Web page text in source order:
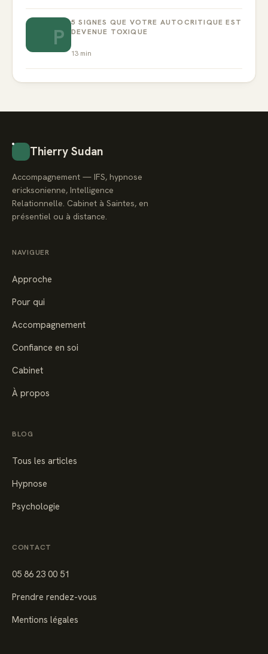
P
5 SIGNES QUE VOTRE AUTOCRITIQUE EST
DEVENUE TOXIQUE
13 min
Thierry Sudan
Accompagnement — IFS, hypnose
ericksonienne, Intelligence
Relationnelle. Cabinet à Saintes, en
présentiel ou à distance.
NAVIGUER
Approche
Pour qui
Accompagnement
Confiance en soi
Cabinet
À propos
BLOG
Tous les articles
Hypnose
Psychologie
CONTACT
05 86 23 00 51
Prendre rendez-vous
Mentions légales